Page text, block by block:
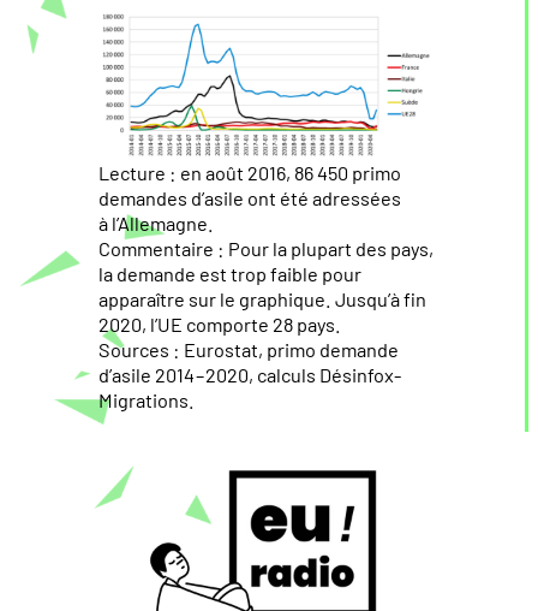
Lecture : en août 2016, 86 450 primo
demandes d’asile ont été adressées
à l’Allemagne.
Commentaire : Pour la plupart des pays,
la demande est trop faible pour
apparaître sur le graphique. Jusqu’à fin
2020, l’UE comporte 28 pays.
Sources : Eurostat, primo demande
d’asile 2014 – 2020, calculs Désinfox-
Migrations.